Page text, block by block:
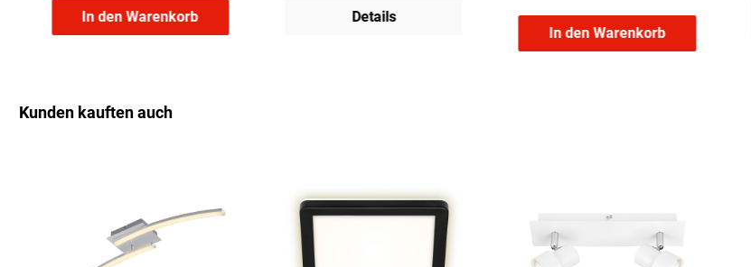
In den Warenkorb Details
In den Warenkorb
Kunden kauften auch